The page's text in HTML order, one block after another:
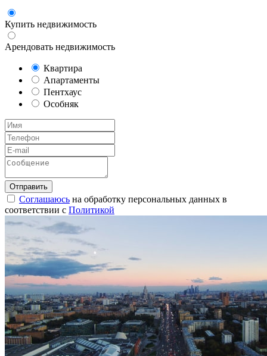
Купить недвижимость
Арендовать недвижимость
Квартира
Апартаменты
Пентхаус
Особняк
Соглашаюсь на обработку персональных данных в
соответствии с Политикой